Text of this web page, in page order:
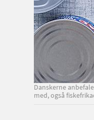
Danskerne
med, også